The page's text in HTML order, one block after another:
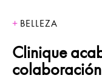
BELLEZA
Clinique